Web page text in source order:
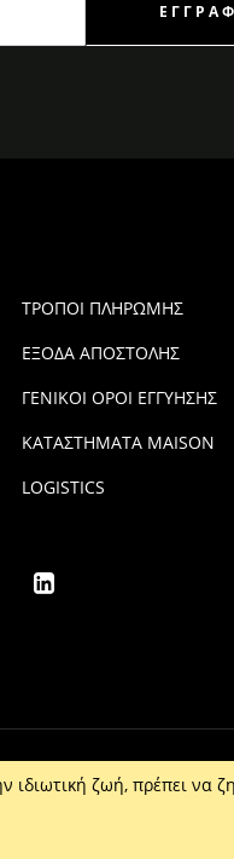
ΤΡΟΠΟΙ ΠΛΗΡΩΜΗΣ
ΕΞΟΔΑ ΑΠΟΣΤΟΛΗΣ
ΓΕΝΙΚΟΙ ΟΡΟΙ ΕΓΓΥΗΣΗΣ
ΚΑΤΑΣΤΗΜΑΤΑ MAISON
LOGISTICS
ιδιωτική ζωή, πρέπει να